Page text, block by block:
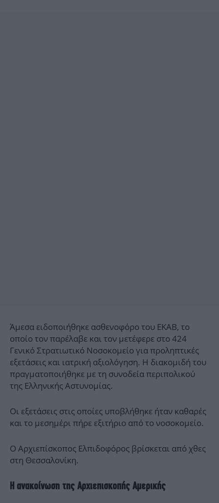
Άμεσα ειδοποιήθηκε ασθενοφόρο του ΕΚΑΒ, το
οποίο τον παρέλαβε και τον μετέφερε στο 424
Γενικό Στρατιωτικό Νοσοκομείο για προληπτικές
εξετάσεις και ιατρική αξιολόγηση. Η διακομιδή του
πραγματοποιήθηκε με τη συνοδεία περιπολικού
της Ελληνικής Αστυνομίας.
Οι εξετάσεις στις οποίες υποβλήθηκε ήταν καθαρές
και το μεσημέρι πήρε εξιτήριο από το νοσοκομείο.
Ο Αρχιεπίσκοπος Ελπιδοφόρος βρίσκεται από χθες
στη Θεσσαλονίκη.
Η ανακοίνωση της Αρχιεπισκοπής Αμερικής